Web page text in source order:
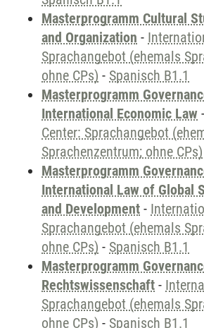
Masterprogramm Cultural
and Organization -
Sprachangebot (ehemals
ohne CPs) - Spanisch B1.1
Masterprogramm
International Economic Law -
Center: Sprachangebot
Sprachenzentrum; ohne CPs)
Masterprogramm
International Law of Global
and Development -
Sprachangebot (ehemals
ohne CPs) - Spanisch B1.1
Masterprogramm
Rechtswissenschaft -
Sprachangebot (ehemals
ohne CPs) - Spanisch B1.1